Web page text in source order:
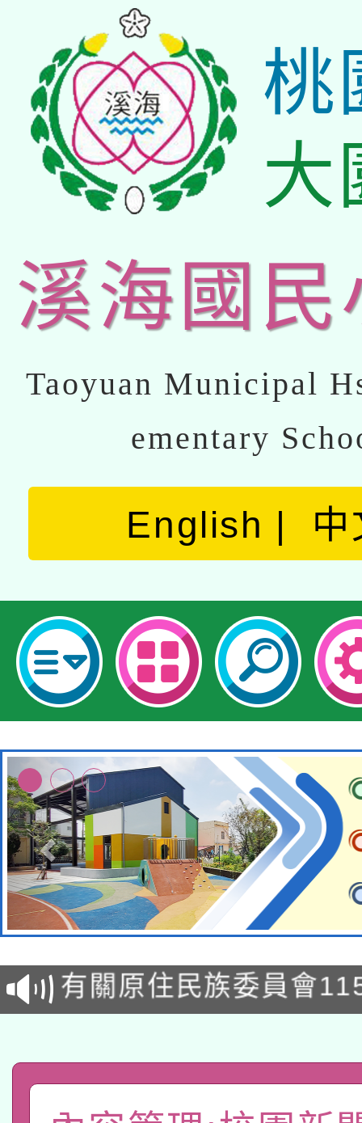
桃
大
溪海國民
Taoyuan Municipal
ementary
English 中
本校115學年度第1次
第3次招考甄選結果公
本校115學年度第2次
次招考甄選結果公告(
有關原住民族委員會
公告之原住民族歲時祭
一案。
兒童少年暑期犯罪預防
答一案
本校115學年度第2次